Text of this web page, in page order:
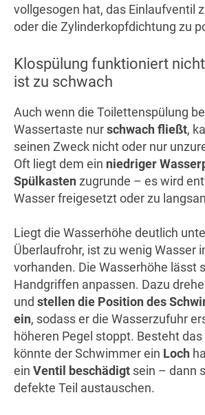
vollgesogen hat, das Einlaufventil
oder die Zylinderkopfdichtung zu
Klospülung funktioniert
ist zu schwach
Auch wenn die Toilettenspülung
Wassertaste nurschwach fließt,
seinen Zweck nicht oder nur
Oft liegt dem ein niedriger
Spülkastenzugrunde – es wird
Wasser freigesetzt oder zu
Liegt die Wasserhöhe deutlich
Überlaufrohr, ist zu wenig Wasser
vorhanden. Die Wasserhöhe lässt
Handgriffen anpassen. Dazu
und stellen die Position des
ein, sodass er die Wasserzufuhr
höheren Pegel stoppt. Besteht
könnte der Schwimmer ein Loch
ein Ventil beschädigt sein – dann
defekte Teil austauschen.